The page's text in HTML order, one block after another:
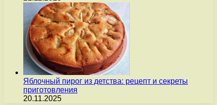
Яблочный пирог из детства: рецепт и секреты
приготовления
20.11.2025